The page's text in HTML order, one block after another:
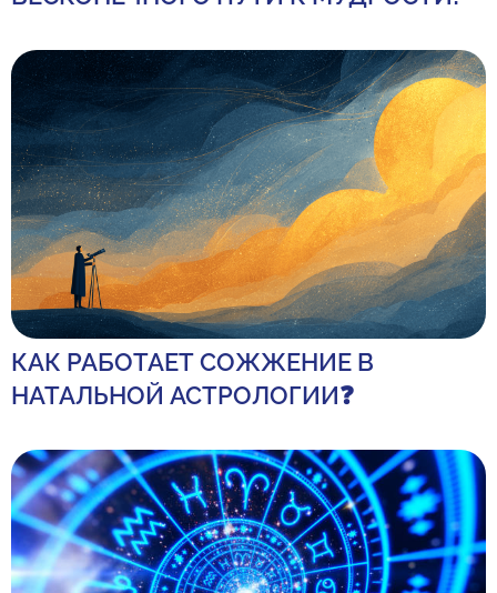
КАК РАБОТАЕТ СОЖЖЕНИЕ В
НАТАЛЬНОЙ АСТРОЛОГИИ❓